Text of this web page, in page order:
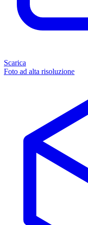
Scarica
Foto ad alta risoluzione